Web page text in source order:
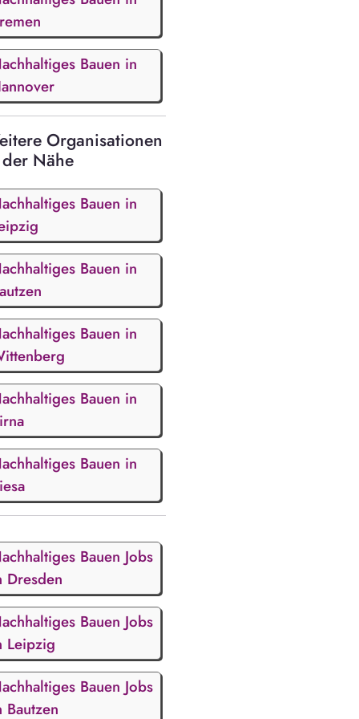
Bauen in
Organisationen
Nähe
Bauen in
Bauen in
Bauen in
Bauen in
Bauen in
Bauen Jobs
Dresden
Bauen Jobs
Leipzig
Bauen Jobs
Bautzen